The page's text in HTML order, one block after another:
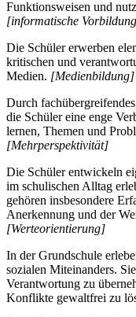
Funktionsweisen und
[informatische
Die Schüler erwerben
kritischen und
Medien. [Medienbildung]
Durch
die Schüler eine enge
lernen, Themen und
[Mehrperspektivität]
Die Schüler entwickeln
im schulischen Alltag
gehören insbesondere
Anerkennung und der
[Werteorientierung]
In der Grundschule
sozialen Miteinanders.
Verantwortung zu
Konflikte gewaltfrei zu